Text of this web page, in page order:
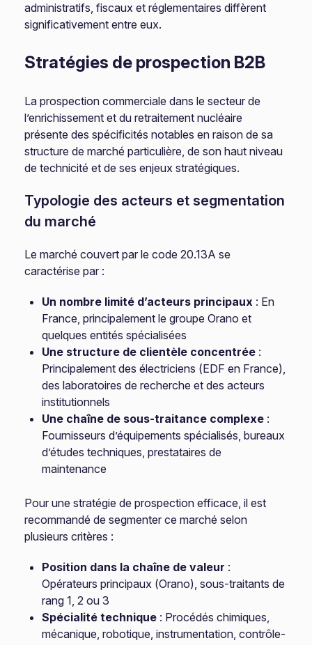
administratifs, fiscaux et réglementaires diffèrent
significativement entre eux.
Stratégies de prospection B2B
La prospection commerciale dans le secteur de
l’enrichissement et du retraitement nucléaire
présente des spécificités notables en raison de sa
structure de marché particulière, de son haut niveau
de technicité et de ses enjeux stratégiques.
Typologie des acteurs et segmentation
du marché
Le marché couvert par le code 20.13A se
caractérise par :
Un nombre limité d’acteurs principaux : En
France, principalement le groupe Orano et
quelques entités spécialisées
Une structure de clientèle concentrée :
Principalement des électriciens (EDF en France),
des laboratoires de recherche et des acteurs
institutionnels
Une chaîne de sous-traitance complexe :
Fournisseurs d’équipements spécialisés, bureaux
d’études techniques, prestataires de
maintenance
Pour une stratégie de prospection efficace, il est
recommandé de segmenter ce marché selon
plusieurs critères :
Position dans la chaîne de valeur :
Opérateurs principaux (Orano), sous-traitants de
rang 1, 2 ou 3
Spécialité technique : Procédés chimiques,
mécanique, robotique, instrumentation, contrôle-